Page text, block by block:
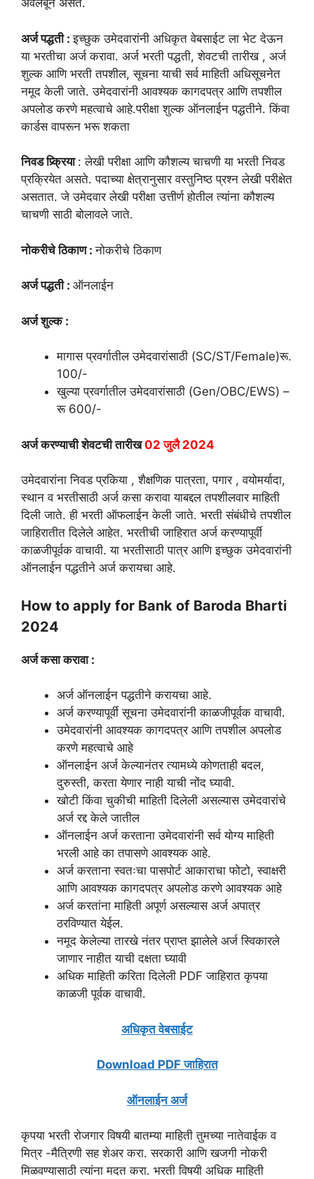
अवलंबून असते.
अर्ज पद्धती :इच्छुक उमेदवारांनी अधिकृत वेबसाईट ला भेट देऊन
या भरतीचा अर्ज करावा. अर्ज भरती पद्धती, शेवटची तारीख , अर्ज
शुल्क आणि भरती तपशील, सूचना याची सर्व माहिती अधिसूचनेत
नमूद केली जाते. उमेदवारांनी आवश्यक कागदपत्र आणि तपशील
अपलोड करणे महत्वाचे आहे.परीक्षा शुल्क ऑनलाईन पद्धतीने. किंवा
कार्डस वापरून भरू शकता
निवड प्र्क्रिया : लेखी परीक्षा आणि कौशल्य चाचणी या भरती निवड
प्रक्रियेत असते. पदाच्या क्षेत्रानुसार वस्तुनिष्ठ प्रश्न लेखी परीक्षेत
असतात. जे उमेदवार लेखी परीक्षा उत्तीर्ण होतील त्यांना कौशल्य
चाचणी साठी बोलावले जाते.
नोकरीचे ठिकाण :नोकरीचे ठिकाण
अर्ज पद्धती : ऑनलाईन
अर्ज शुल्क :
मागास प्रवर्गातील उमेदवारांसाठी (SC/ST/Female)रू.
100/-
खुल्या प्रवर्गातील उमेदवारांसाठी (Gen/OBC/EWS) –
रू 600/-
अर्ज करण्याची शेवटची तारीख02 जुलै 2024
उमेदवारांना निवड प्रकिया , शैक्षणिक पात्रता, पगार , वयोमर्यादा,
स्थान व भरतीसाठी अर्ज कसा करावा याबद्दल तपशीलवार माहिती
दिली जाते. ही भरती ऑफलाईन केली जाते. भरती संबंधीचे तपशील
जाहिरातीत दिलेले आहेत. भरतीची जाहिरात अर्ज करण्यापूर्वी
काळजीपूर्वक वाचावी. या भरतीसाठी पात्र आणि इच्छुक उमेदवारांनी
ऑनलाईन पद्धतीने अर्ज करायचा आहे.
How to apply for Bank of Baroda Bharti
2024
अर्ज कसा करावा :
अर्ज ऑनलाईन पद्धतीने करायचा आहे.
अर्ज करण्यापूर्वी सूचना उमेदवारांनी काळजीपूर्वक वाचावी.
उमेदवारांनी आवश्यक कागदपत्र आणि तपशील अपलोड
करणे महत्वाचे आहे
ऑनलाईन अर्ज केल्यानंतर त्यामध्ये कोणताही बदल,
दुरुस्ती, करता येणार नाही याची नोंद घ्यावी.
खोटी किंवा चुकीची माहिती दिलेली असल्यास उमेदवारांचे
अर्ज रद्द केले जातील
ऑनलाईन अर्ज करताना उमेदवारांनी सर्व योग्य माहिती
भरली आहे का तपासणे आवश्यक आहे.
अर्ज करताना स्वतःचा पासपोर्ट आकाराचा फोटो, स्वाक्षरी
आणि आवश्यक कागदपत्र अपलोड करणे आवश्यक आहे
अर्ज करतांना माहिती अपूर्ण असल्यास अर्ज अपात्र
ठरविण्यात येईल.
नमूद केलेल्या तारखे नंतर प्राप्त झालेले अर्ज स्विकारले
जाणार नाहीत याची दक्षता घ्यावी
अधिक माहिती करिता दिलेली PDF जाहिरात कृपया
काळजी पूर्वक वाचावी.
अधिकृत वेबसाईट
Download PDF जाहिरात
ऑनलाईन अर्ज
कृपया भरती रोजगार विषयी बातम्या माहिती तुमच्या नातेवाईक व
मित्र -मैत्रिणी सह शेअर करा. सरकारी आणि खजगी नोकरी
मिळवण्यासाठी त्यांना मदत करा. भरती विषयी अधिक माहिती